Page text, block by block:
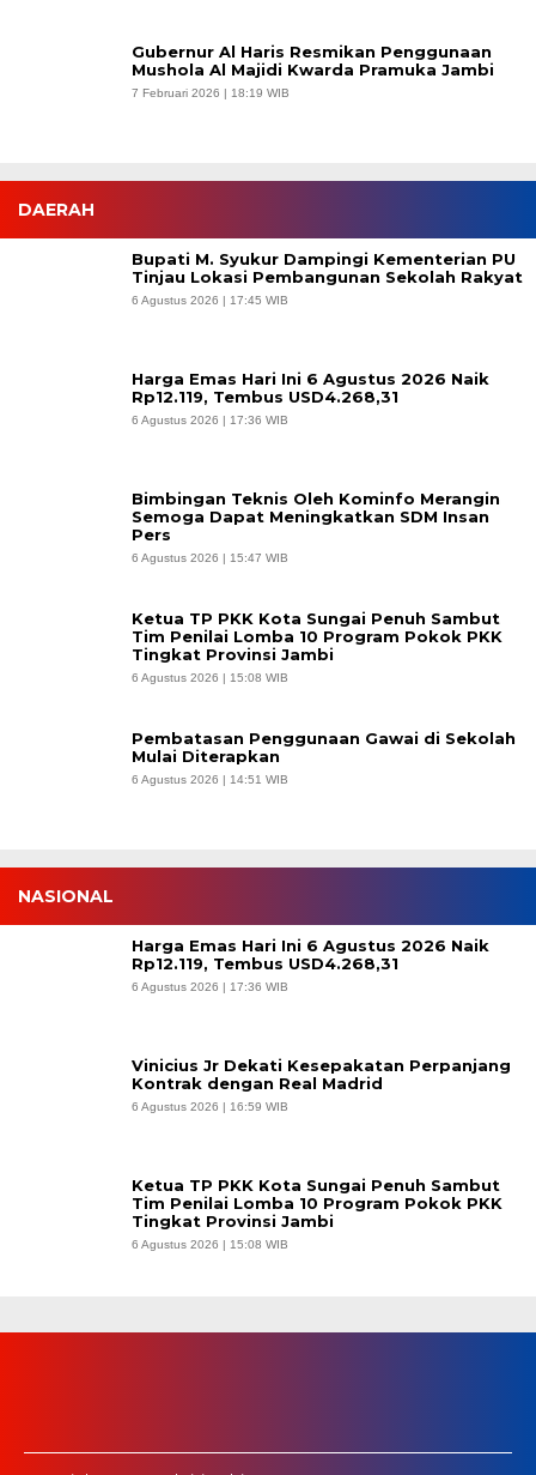
Gubernur Al Haris Resmikan Penggunaan
Mushola Al Majidi Kwarda Pramuka Jambi
7 Februari 2026 | 18:19 WIB
DAERAH
Bupati M. Syukur Dampingi Kementerian PU
Tinjau Lokasi Pembangunan Sekolah Rakyat
6 Agustus 2026 | 17:45 WIB
Harga Emas Hari Ini 6 Agustus 2026 Naik
Rp12.119, Tembus USD4.268,31
6 Agustus 2026 | 17:36 WIB
Bimbingan Teknis Oleh Kominfo Merangin
Semoga Dapat Meningkatkan SDM Insan
Pers
6 Agustus 2026 | 15:47 WIB
Ketua TP PKK Kota Sungai Penuh Sambut
Tim Penilai Lomba 10 Program Pokok PKK
Tingkat Provinsi Jambi
6 Agustus 2026 | 15:08 WIB
Pembatasan Penggunaan Gawai di Sekolah
Mulai Diterapkan
6 Agustus 2026 | 14:51 WIB
NASIONAL
Harga Emas Hari Ini 6 Agustus 2026 Naik
Rp12.119, Tembus USD4.268,31
6 Agustus 2026 | 17:36 WIB
Vinicius Jr Dekati Kesepakatan Perpanjang
Kontrak dengan Real Madrid
6 Agustus 2026 | 16:59 WIB
Ketua TP PKK Kota Sungai Penuh Sambut
Tim Penilai Lomba 10 Program Pokok PKK
Tingkat Provinsi Jambi
6 Agustus 2026 | 15:08 WIB